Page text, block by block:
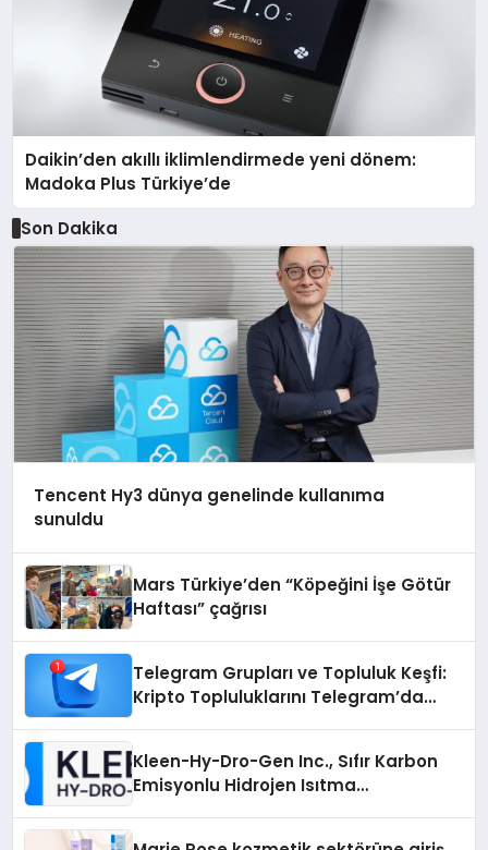
Daikin’den akıllı iklimlendirmede yeni dönem:
Madoka Plus Türkiye’de
Son Dakika
Tencent Hy3 dünya genelinde kullanıma
sunuldu
Mars Türkiye’den “Köpeğini İşe Götür
Haftası” çağrısı
Telegram Grupları ve Topluluk Keşfi:
Kripto Topluluklarını Telegram’da
Kleen-Hy-Dro-Gen Inc., Sıfır Karbon
Emisyonlu Hidrojen Isıtma